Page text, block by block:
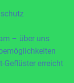
– über uns
Geflüster erreicht